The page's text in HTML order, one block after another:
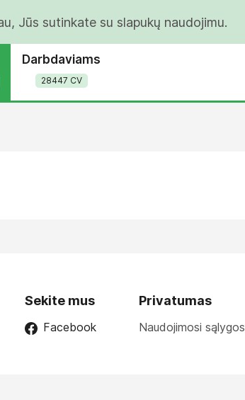
Jūs sutinkate su slapukų naudojimu.
Darbdaviams
28447 CV
Sekite mus
Facebook
Privatumas
Naudojimosi sąlygos